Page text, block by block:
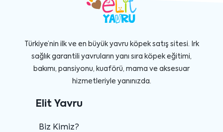
Türkiye’nin ilk ve en büyük yavru köpek satış sitesi. Irk
sağlık garantili yavruların yanı sıra köpek eğitimi,
bakımı, pansiyonu, kuaförü, mama ve aksesuar
hizmetleriyle yanınızda.
Elit Yavru
Biz Kimiz?